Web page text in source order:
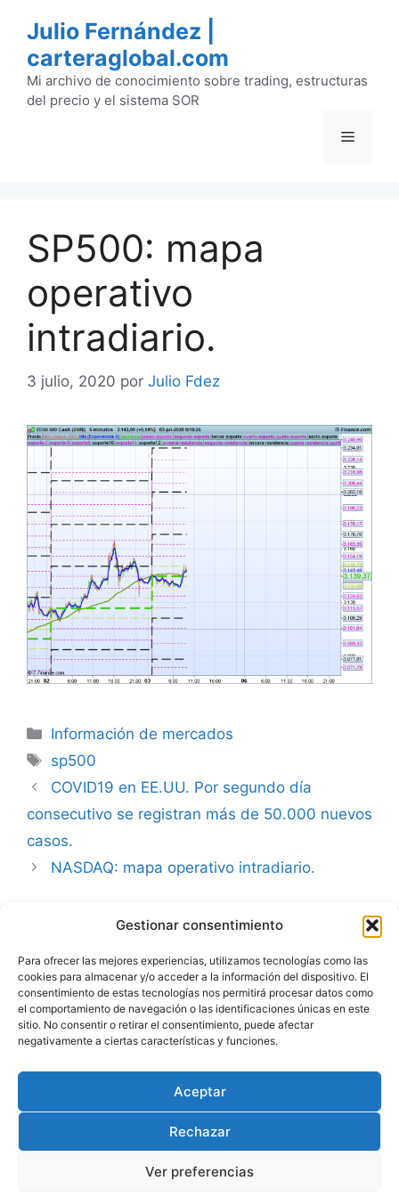
Gestionar consentimiento
Para ofrecer las mejores experiencias, utilizamos tecnologías como las
cookies para almacenar y/o acceder a la información del dispositivo. El
consentimiento de estas tecnologías nos permitirá procesar datos como
el comportamiento de navegación o las identificaciones únicas en este
sitio. No consentir o retirar el consentimiento, puede afectar
negativamente a ciertas características y funciones.
Aceptar
Rechazar
Ver preferencias
contenido
Julio Fernández |
carteraglobal.com
Mi archivo de conocimiento sobre trading, estructuras
del precio y el sistema SOR
Menú
SP500: mapa
operativo
intradiario.
3 julio, 2020 por Julio Fdez
Categorías
Información de mercados
Etiquetas
sp500
COVID19 en EE.UU. Por segundo día
consecutivo se registran más de 50.000 nuevos
casos.
NASDAQ: mapa operativo intradiario.
Advertencia
Política de privacidad
Aviso legal
Política de cookies